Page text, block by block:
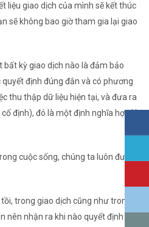
liệu giao dịch của mình sẽ kết thúc
sẽ không bao giờ tham gia lại giao
bất kỳ giao dịch nào là đảm bảo
quyết định đúng đắn và có phương
thu thập dữ liệu hiện tại, và đưa ra
định), đó là một định nghĩa hợp lý
cuộc sống, chúng ta luôn đưa ra
trong giao dịch cũng như trong
nên nhận ra khi nào quyết định đó